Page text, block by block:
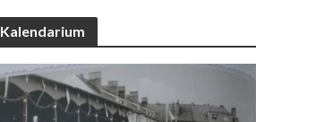
Kalendarium